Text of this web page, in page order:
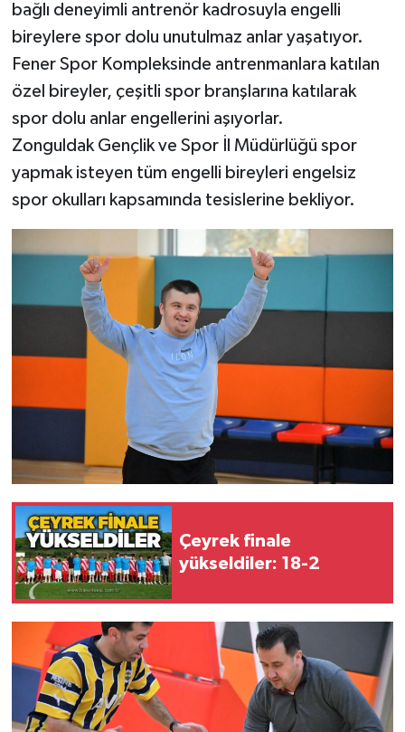
bağlı deneyimli antrenör kadrosuyla engelli
bireylere spor dolu unutulmaz anlar yaşatıyor.
Fener Spor Kompleksinde antrenmanlara katılan
özel bireyler, çeşitli spor branşlarına katılarak
spor dolu anlar engellerini aşıyorlar.
Zonguldak Gençlik ve Spor İl Müdürlüğü spor
yapmak isteyen tüm engelli bireyleri engelsiz
spor okulları kapsamında tesislerine bekliyor.
Çeyrek finale
yükseldiler: 18-2
GÜNDEM
İş ilanı
Kilimli
Kültür - Sanat
MAGAZİN
Resmi İlan
Röportaj
Spor
Ulusal
Yaşam